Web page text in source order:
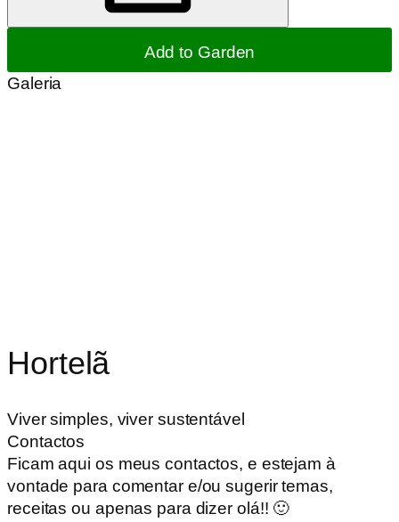
Add to Garden
Galeria
Hortelã
Viver simples, viver sustentável
Contactos
Ficam aqui os meus contactos, e estejam à
vontade para comentar e/ou sugerir temas,
receitas ou apenas para dizer olá!! 🙂